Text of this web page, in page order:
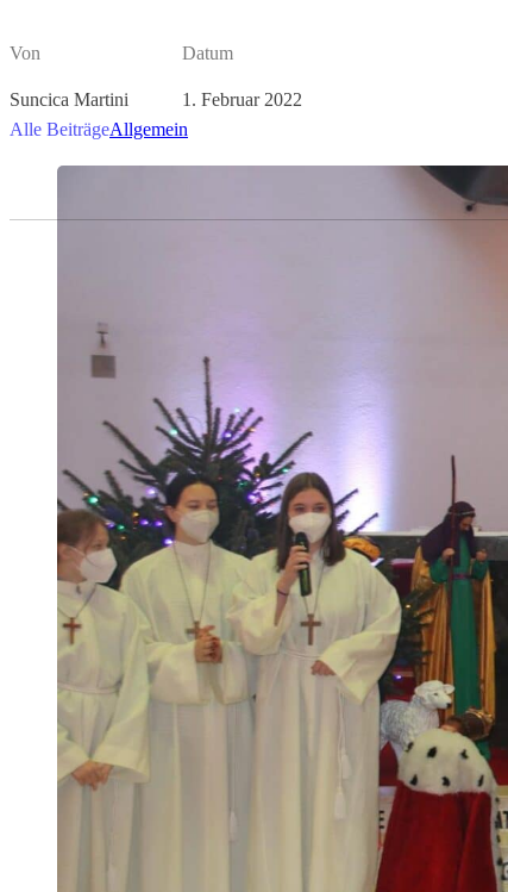
Von
Suncica Martini
Datum
1. Februar 2022
Alle BeiträgeAllgemein